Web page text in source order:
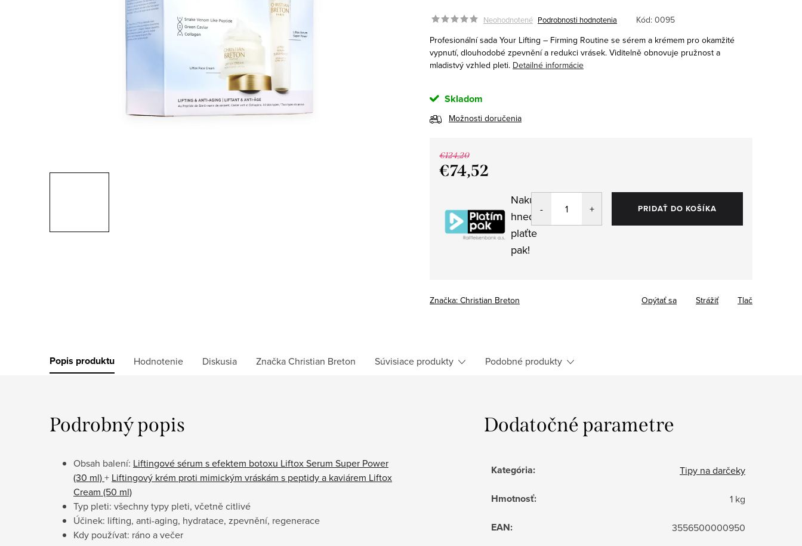
Neohodnotené Podrobnosti hodnotenia Kód: 0095
Profesionální sada Your Lifting – Firming Routine se sérem a krémem pro okamžité
vypnutí, dlouhodobé zpevnění a redukci vrásek. Viditelně obnovuje pružnost a
mladistvý vzhled pleti. Detailné informácie
Skladom
Možnosti doručenia
€124,20
€74,52
Nakupujte
hned,
plaťte
pak!
PRIDAŤ DO KOŠÍKA
Značka: Christian Breton Tlač
Opýtať sa Strážiť
Popis produktu Hodnotenie Diskusia ZnačkaChristian Breton Súvisiace produkty Podobné produkty
Podrobný popis
Obsah balení: Liftingové sérum s efektem botoxu Liftox Serum Super Power
(30 ml)+ Liftingový krém proti mimickým vráskám s peptidy a kaviárem Liftox
Cream (50 ml)
Typ pleti: všechny typy pleti, včetně citlivé
Účinek: lifting, anti-aging, hydratace, zpevnění, regenerace
Kdy používat: ráno a večer
Dodatočné parametre
Kategória: Tipy na darčeky
Hmotnosť: 1 kg
EAN: 3556500000950